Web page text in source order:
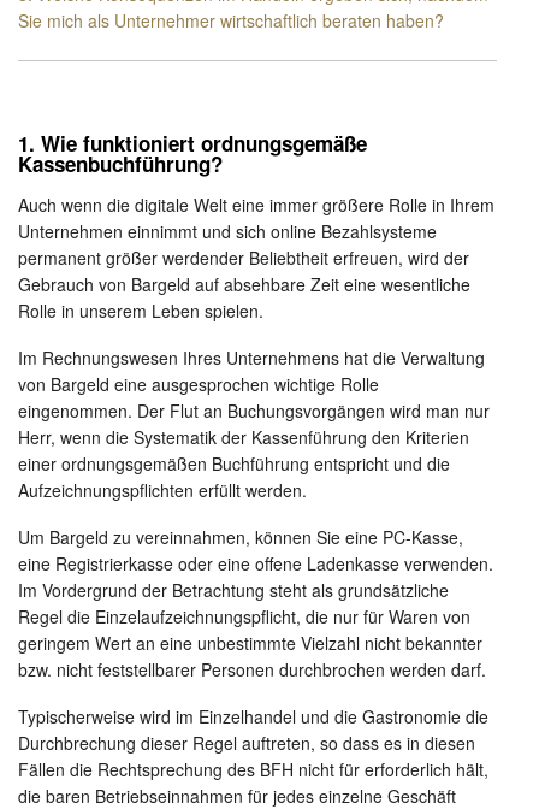
Sie mich als Unternehmer wirtschaftlich beraten haben?
1. Wie funktioniert ordnungsgemäße
Kassenbuchführung?
Auch wenn die digitale Welt eine immer größere Rolle in Ihrem
Unternehmen einnimmt und sich online Bezahlsysteme
permanent größer werdender Beliebtheit erfreuen, wird der
Gebrauch von Bargeld auf absehbare Zeit eine wesentliche
Rolle in unserem Leben spielen.
Im Rechnungswesen Ihres Unternehmens hat die Verwaltung
von Bargeld eine ausgesprochen wichtige Rolle
eingenommen. Der Flut an Buchungsvorgängen wird man nur
Herr, wenn die Systematik der Kassenführung den Kriterien
einer ordnungsgemäßen Buchführung entspricht und die
Aufzeichnungspflichten erfüllt werden.
Um Bargeld zu vereinnahmen, können Sie eine PC-Kasse,
eine Registrierkasse oder eine offene Ladenkasse verwenden.
Im Vordergrund der Betrachtung steht als grundsätzliche
Regel die Einzelaufzeichnungspflicht, die nur für Waren von
geringem Wert an eine unbestimmte Vielzahl nicht bekannter
bzw. nicht feststellbarer Personen durchbrochen werden darf.
Typischerweise wird im Einzelhandel und die Gastronomie die
Durchbrechung dieser Regel auftreten, so dass es in diesen
Fällen die Rechtsprechung des BFH nicht für erforderlich hält,
die baren Betriebseinnahmen für jedes einzelne Geschäft